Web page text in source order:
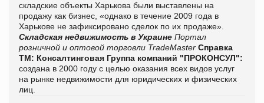
складские объекты Харькова были выставлены на
продажу как бизнес, «однако в течение 2009 года в
Харькове не зафиксировано сделок по их продаже».
Складская недвижимость в Украине Портал
розничной и оптовой торговли TradeMaster Справка
ТМ: Консалтинговая Группа компаний "ПРОКОНСУЛ":
создана в 2000 году с целью оказания всех видов услуг
на рынке недвижимости для юридических и физических
лиц.